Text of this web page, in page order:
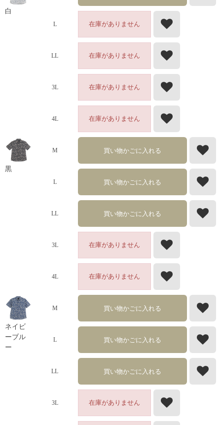
白
L 在庫がありません
LL 在庫がありません
3L 在庫がありません
4L 在庫がありません
黒
M 買い物かごに入れる
L 買い物かごに入れる
LL 買い物かごに入れる
3L 在庫がありません
4L 在庫がありません
ネイビ
ーブル
ー
M 買い物かごに入れる
L 買い物かごに入れる
LL 買い物かごに入れる
3L 在庫がありません